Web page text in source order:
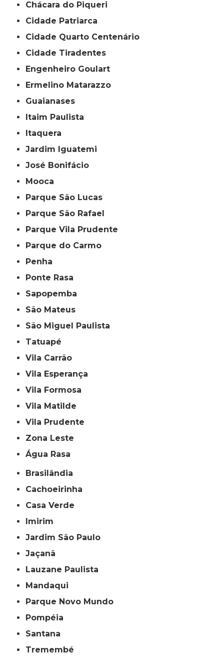
Chácara do Piqueri
Cidade Patriarca
Cidade Quarto Centenário
Cidade Tiradentes
Engenheiro Goulart
Ermelino Matarazzo
Guaianases
Itaim Paulista
Itaquera
Jardim Iguatemi
José Bonifácio
Mooca
Parque São Lucas
Parque São Rafael
Parque Vila Prudente
Parque do Carmo
Penha
Ponte Rasa
Sapopemba
São Mateus
São Miguel Paulista
Tatuapé
Vila Carrão
Vila Esperança
Vila Formosa
Vila Matilde
Vila Prudente
Zona Leste
Água Rasa
Brasilândia
Cachoeirinha
Casa Verde
Imirim
Jardim São Paulo
Jaçanã
Lauzane Paulista
Mandaqui
Parque Novo Mundo
Pompéia
Santana
Tremembé